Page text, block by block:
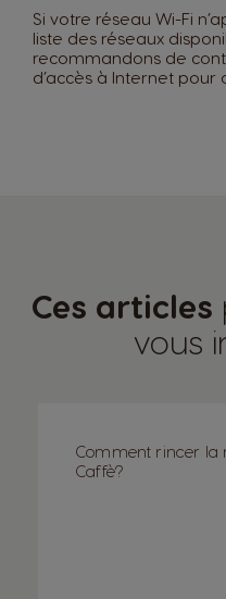
Si votre réseau Wi-Fi
liste des réseaux
recommandons de
d’accès à Internet pour
Ces articles
vous
Comment rincer la
Caffè?